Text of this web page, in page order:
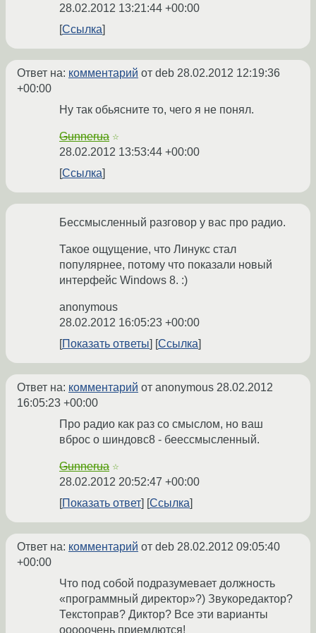
28.02.2012 13:21:44 +00:00
Ссылка
Ответ на: комментарий от deb 28.02.2012 12:19:36
+00:00
Ну так обьясните то, чего я не понял.
Gunnerua ☆
28.02.2012 13:53:44 +00:00
Ссылка
Бессмысленный разговор у вас про радио.
Такое ощущение, что Линукс стал
популярнее, потому что показали новый
интерфейс Windows 8. :)
anonymous
28.02.2012 16:05:23 +00:00
Показать ответы
Ссылка
Ответ на: комментарий от anonymous 28.02.2012
16:05:23 +00:00
Про радио как раз со смыслом, но ваш
вброс о шиндовс8 - беессмысленный.
Gunnerua ☆
28.02.2012 20:52:47 +00:00
Показать ответ
Ссылка
Ответ на: комментарий от deb 28.02.2012 09:05:40
+00:00
Что под собой подразумевает должность
«программный директор»?) Звукоредактор?
Текстоправ? Диктор? Все эти варианты
ооооочень приемлются!